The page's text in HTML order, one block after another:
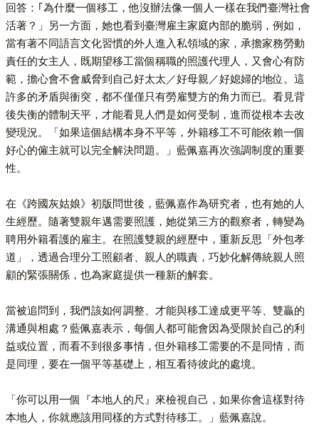
回答：｢為什麼一個移工，他沒辦法像一個人一樣在我們臺灣社會
活著？」另一方面，她也看到臺灣雇主家庭內部的脆弱，例如，
當有著不同語言文化習慣的外人進入私領域的家，承擔家務勞動
責任的女主人，既期望移工當個稱職的照護代理人，又會心有防
範，擔心會不會威脅到自己好太太／好母親／好媳婦的地位。這
許多的矛盾與衝突，都不僅僅只有勞雇雙方的角力而已。看見背
後失衡的體制天平，才能看見人們是如何受制，進而從根本去改
變現況。「如果這個結構本身不平等，外籍移工不可能依賴一個
好心的僱主就可以完全解決問題。」藍佩嘉再次強調制度的重要
性。
在《跨國灰姑娘》初版問世後，藍佩嘉作為研究者，也有她的人
生經歷。隨著雙親年邁需要照護，她從第三方的觀察者，轉變為
聘用外籍看護的雇主。在照護雙親的經歷中，重新反思「外包孝
道」，透過合理分工照顧者、親人的職責，巧妙化解傳統親人照
顧的緊張關係，也為家庭提供一種新的解套。
當被追問到，我們該如何調整、才能與移工達成更平等、雙贏的
溝通與相處？藍佩嘉表示，每個人都可能會因為受限於自己的利
益或位置，而看不到很多事情，但外籍移工需要的不是同情，而
是同理，要在一個平等基礎上，相互看待彼此的處境。
「你可以用一個『本地人的尺』來檢視自己，如果你會這樣對待
本地人，你就應該用同樣的方式對待移工。」藍佩嘉說。